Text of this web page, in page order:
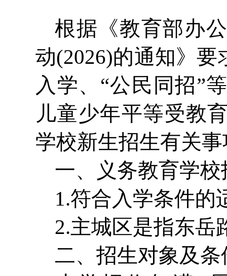
根据《教育部办
动(2026)的通知》
入学、“公民同招”
儿童少年平等受教
学校新生招生有关
一、义务教育学
1.符合入学条件的
2.主城区是指东岳
二、招生对象及条